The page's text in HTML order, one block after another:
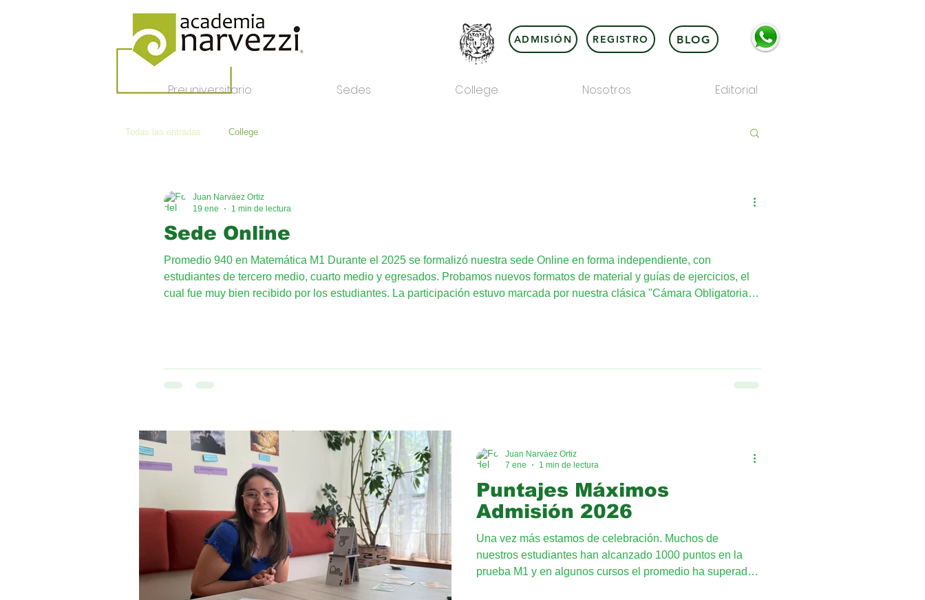
Preuniversitario Sedes College Nosotros Editorial
BLOG
REGISTRO
ADMISIÓN
Todas las entradas College
Sede Online
Promedio 940 en Matemática M1 Durante el 2025 se formalizó nuestra sede Online en forma independiente, con
estudiantes de tercero medio, cuarto medio y egresados. Probamos nuevos formatos de material y guías de ejercicios, el
cual fue muy bien recibido por los estudiantes. La participación estuvo marcada por nuestra clásica "Cámara Obligatoria",
Juan Narváez Ortiz
19 ene
1 min de lectura
Puntajes Máximos
Admisión 2026
Una vez más estamos de celebración. Muchos de
nuestros estudiantes han alcanzado 1000 puntos en la
prueba M1 y en algunos cursos el promedio ha superado
Juan Narváez Ortiz
7 ene
1 min de lectura